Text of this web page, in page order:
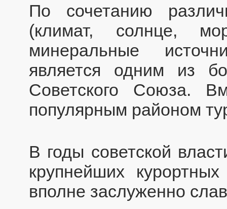
По сочетанию
(климат, солнце,
минеральные
является одним из
Советского Союза.
популярным районом
В годы советской
крупнейших
вполне заслуженно